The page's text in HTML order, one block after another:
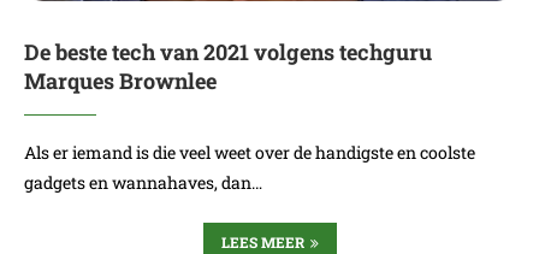
De beste tech van 2021 volgens techguru
Marques Brownlee
Als er iemand is die veel weet over de handigste en coolste
gadgets en wannahaves, dan…
LEES MEER